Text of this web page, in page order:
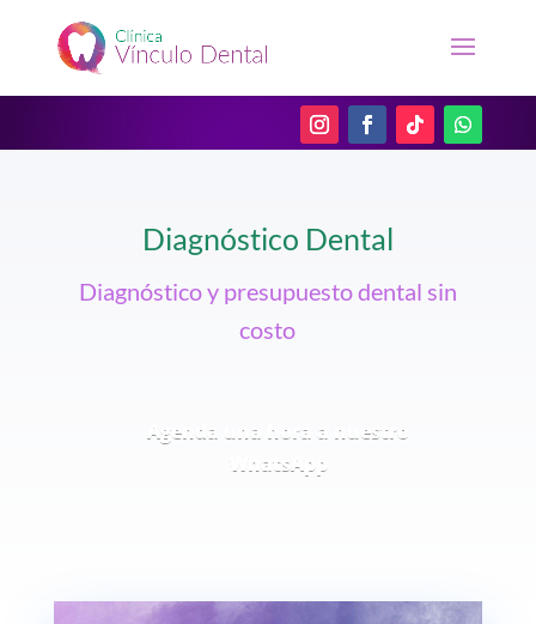
Diagnóstico Dental
Diagnóstico y presupuesto dental sin
costo
Agenda una hora a nuestro
WhatsApp